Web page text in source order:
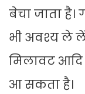
बेचा जाता
भी अवश्य ले
मिलावट
आ सकता है।